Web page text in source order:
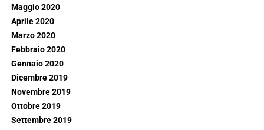
Maggio 2020
Aprile 2020
Marzo 2020
Febbraio 2020
Gennaio 2020
Dicembre 2019
Novembre 2019
Ottobre 2019
Settembre 2019